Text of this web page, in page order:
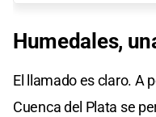
Humedales,
El llamado es claro. A
Cuenca del Plata se